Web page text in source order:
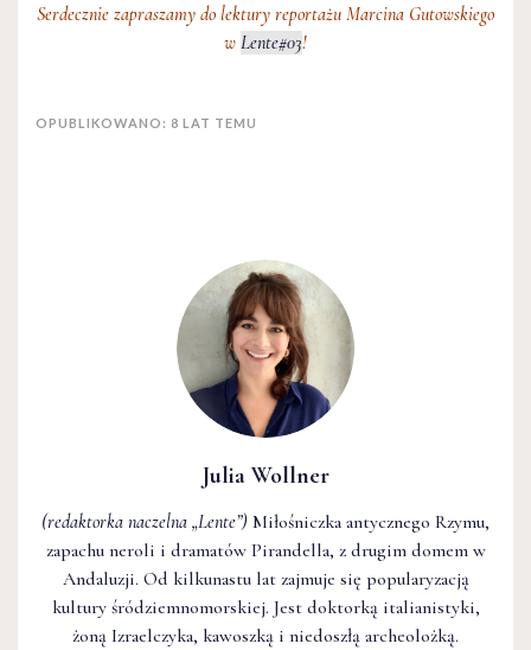
Julia Wollner
(redaktorka naczelna „Lente”) Miłośniczka antycznego Rzymu,
zapachu neroli i dramatów Pirandella, z drugim domem w
Andaluzji. Od kilkunastu lat zajmuje się popularyzacją
kultury śródziemnomorskiej. Jest doktorką italianistyki,
żoną Izraelczyka, kawoszką i niedoszłą archeolożką.
Serdecznie zapraszamy do lektury reportażu Marcina Gutowskiego
w Lente#03!
OPUBLIKOWANO: 8 LAT TEMU